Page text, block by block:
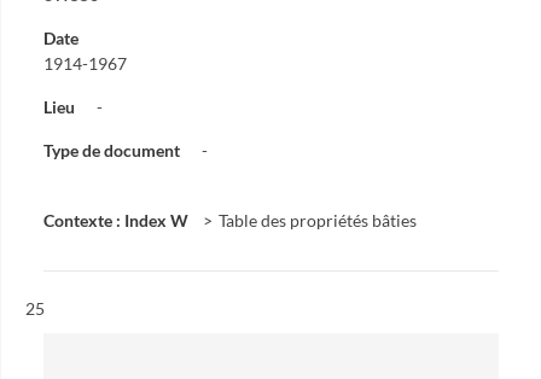
Date
1914-1967
Lieu -
Type de document -
Contexte : Index W Table des propriétés bâties
Résultat n°
25